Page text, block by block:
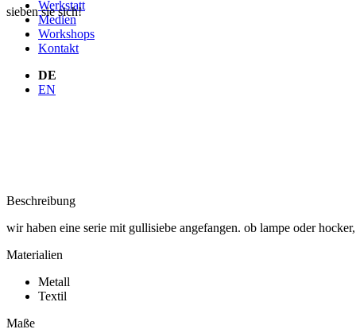
Werkstatt
Medien
Workshops
Kontakt
DE
EN
sieben sie sich!
Beschreibung
wir haben eine serie mit gullisiebe angefangen. ob lampe oder
Materialien
Metall
Textil
Maße